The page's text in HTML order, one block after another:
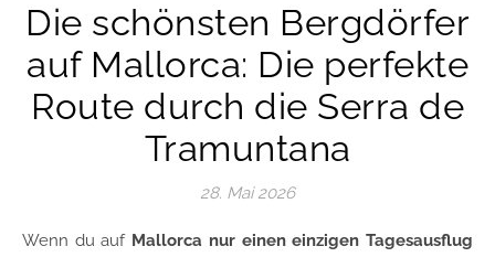
Die schönsten Bergdörfer
auf Mallorca: Die perfekte
Route durch die Serra de
Tramuntana
28. Mai 2026
Wenn du auf Mallorca nur einen einzigen Tagesausflug